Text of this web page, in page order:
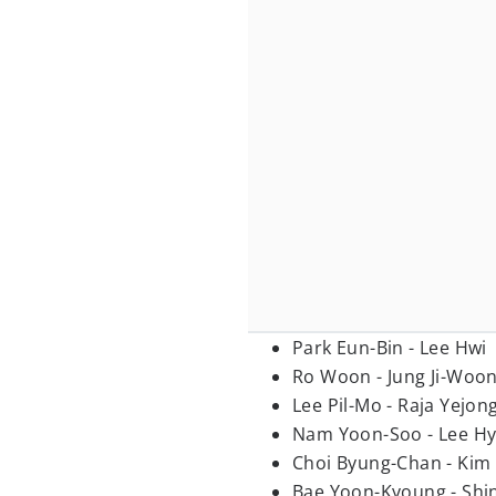
Park Eun-Bin - Lee Hwi
Ro Woon - Jung Ji-Woon
Lee Pil-Mo - Raja
Nam Yoon-Soo - Lee
Choi Byung-Chan - Kim